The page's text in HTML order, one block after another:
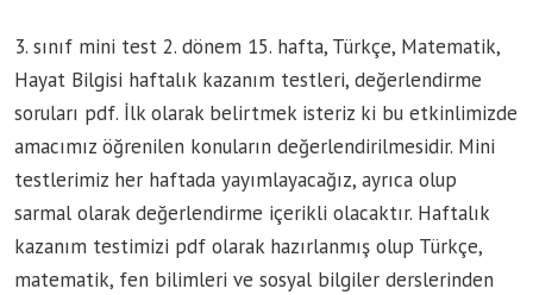
3. sınıf mini test 2. dönem 15. hafta, Türkçe, Matematik,
Hayat Bilgisi haftalık kazanım testleri, değerlendirme
soruları pdf. İlk olarak belirtmek isteriz ki bu etkinlimizde
amacımız öğrenilen konuların değerlendirilmesidir. Mini
testlerimiz her haftada yayımlayacağız, ayrıca olup
sarmal olarak değerlendirme içerikli olacaktır. Haftalık
kazanım testimizi pdf olarak hazırlanmış olup Türkçe,
matematik, fen bilimleri ve sosyal bilgiler derslerinden